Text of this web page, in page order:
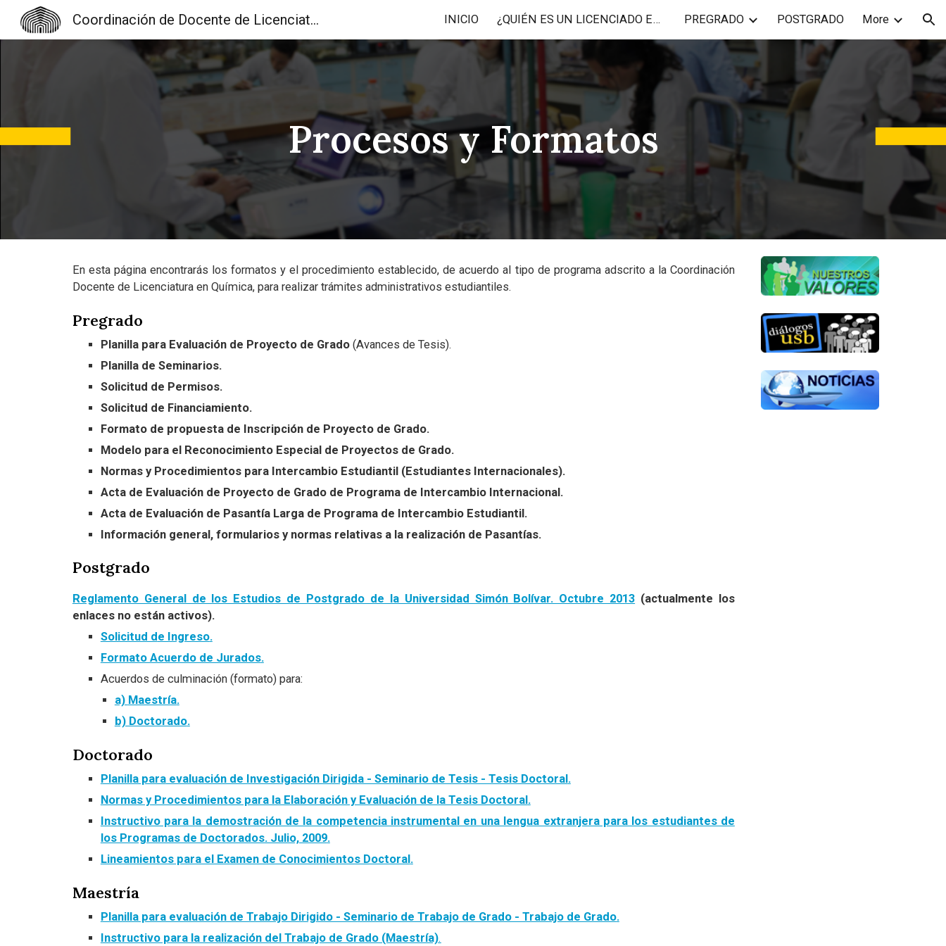
Skip to main content Skip to navigation
Coordinación de Docente de Licenciatura en Química y de la Maestría y Doctorado en Química INICIO ¿QUIÉN ES UN LICENCIADO EN QUÍMICA? PREGRADO POSTGRADO More
Procesos y Formatos
En esta página encontrarás los formatos y el procedimiento establecido, de acuerdo al tipo de programa adscrito a la Coordinación
Docente de Licenciatura en Química, para realizar trámites administrativos estudiantiles.
Pregrado
Planilla para Evaluación de Proyecto de Grado(Avances de Tesis).
Planilla de Seminarios.
Solicitud de Permisos.
Solicitud de Financiamiento.
Formato de propuesta de Inscripción de Proyecto de Grado.
Modelo para el Reconocimiento Especial de Proyectos de Grado.
Normas y Procedimientos para Intercambio Estudiantil (Estudiantes Internacionales).
Acta de Evaluación de Proyecto de Grado de Programa de Intercambio Internacional.
Acta de Evaluación de Pasantía Larga de Programa de Intercambio Estudiantil.
Información general, formularios y normas relativas a la realización de Pasantías.
Postgrado
Reglamento General de los Estudios de Postgrado de la Universidad Simón Bolívar. Octubre 2013 (actualmente los
enlaces no están activos).
Solicitud d e Ingreso.
Formato Acuerdo de Jurados.
Acuerdos de culminación (formato) para:
a) Maestría.
b) Doctorado.
Doctorado
Planilla paraevaluación de Investigación Dirigida - Seminario de Tesis - Tesis Doctoral.
Normas y Procedimientos para la Elaboración y Evaluación de la Tesis Doctoral.
Instructivo para la demostración de la competencia instrumental en una lengua extranjera para los estudiantes de
los Programas de Doctorados. Julio, 2009.
Lineamientos para el Examen de Conocimientos Doctoral.
Maestría
Planilla para evaluación de Trabajo Dirigido - Seminario de Trabajo de Grado - Trabajo de Grado.
Instructivo para la realización del Trabajo de Grado (Maestría).